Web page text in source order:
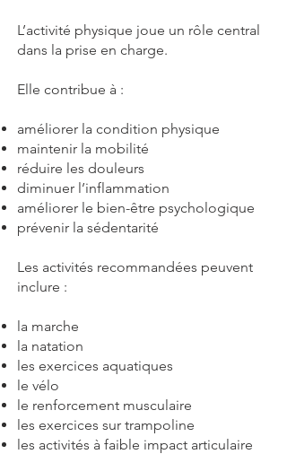
L’activité physique joue un rôle central
dans la prise en charge.
Elle contribue à :
améliorer la condition physique
maintenir la mobilité
réduire les douleurs
diminuer l’inflammation
améliorer le bien-être psychologique
prévenir la sédentarité
Les activités recommandées peuvent
inclure :
la marche
la natation
les exercices aquatiques
le vélo
le renforcement musculaire
les exercices sur trampoline
les activités à faible impact articulaire